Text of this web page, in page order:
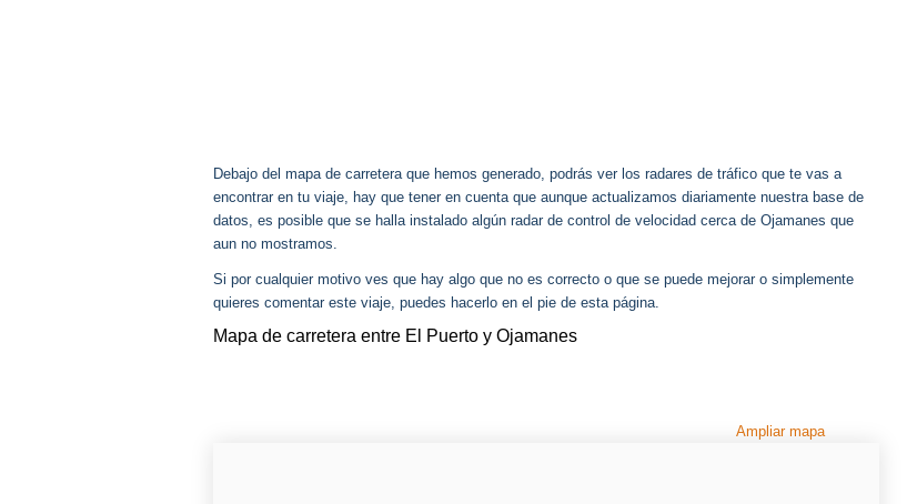
Debajo del mapa de carretera que hemos generado, podrás ver los radares de tráfico que te vas a
encontrar en tu viaje, hay que tener en cuenta que aunque actualizamos diariamente nuestra base de
datos, es posible que se halla instalado algún radar de control de velocidad cerca de Ojamanes que
aun no mostramos.
Si por cualquier motivo ves que hay algo que no es correcto o que se puede mejorar o simplemente
quieres comentar este viaje, puedes hacerlo en el pie de esta página.
Mapa de carretera entre El Puerto y Ojamanes
Ampliar mapa